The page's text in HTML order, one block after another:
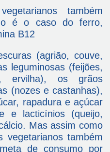
também
é o caso do ferro,
B12
(agrião, couve,
leguminosas (feijões,
ervilha), os grãos
(nozes e castanhas),
rapadura e açúcar
e lacticínios (queijo,
Mas assim como
também
de consumo por